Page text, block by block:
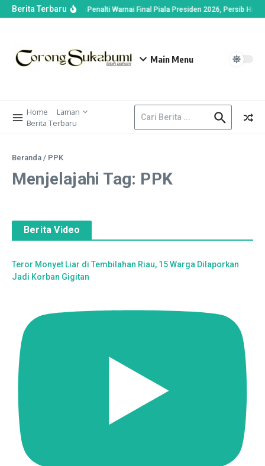
Berita TerbaruDrama Adu Penalti Warnai Final Piala Presiden 2026, Persib
Main Menu
Home
Laman
Berita Terbaru
Beranda / PPK
Menjelajahi Tag: PPK
Berita Video
Teror Monyet Liar di Tembilahan Riau, 15 Warga Dilaporkan
Jadi Korban Gigitan